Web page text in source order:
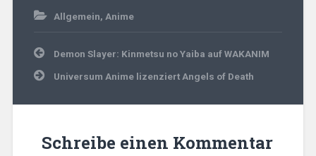
Allgemein, Anime
Beitragsnavigation
Demon Slayer: Kinmetsu no Yaiba auf WAKANIM
Universum Anime lizenziert Angels of Death
Schreibe einen Kommentar